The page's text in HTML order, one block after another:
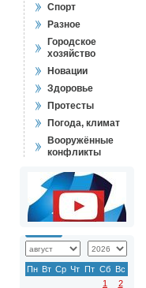
Спорт
Разное
Городское
хозяйство
Новации
Здоровье
Протесты
Погода, климат
Вооружённые
конфликты
Пн Вт Ср Чт Пт Сб Вс
1
2